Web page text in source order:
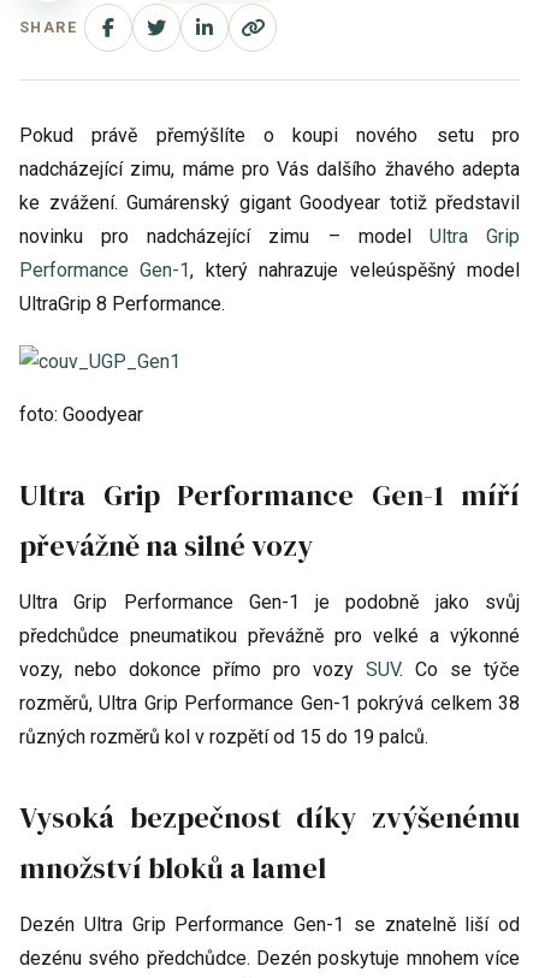
SHARE
Pokud právě přemýšlíte o koupi nového setu pro
nadcházející zimu, máme pro Vás dalšího žhavého adepta
ke zvážení. Gumárenský gigant Goodyear totiž představil
novinku pro nadcházející zimu – model Ultra Grip
Performance Gen-1, který nahrazuje veleúspěšný model
UltraGrip 8 Performance.
foto: Goodyear
Ultra Grip Performance Gen-1 míří
převážně na silné vozy
Ultra Grip Performance Gen-1 je podobně jako svůj
předchůdce pneumatikou převážně pro velké a výkonné
vozy, nebo dokonce přímo pro vozy SUV. Co se týče
rozměrů, Ultra Grip Performance Gen-1 pokrývá celkem 38
různých rozměrů kol v rozpětí od 15 do 19 palců.
Vysoká bezpečnost díky zvýšenému
množství bloků a lamel
Dezén Ultra Grip Performance Gen-1 se znatelně liší od
dezénu svého předchůdce. Dezén poskytuje mnohem více